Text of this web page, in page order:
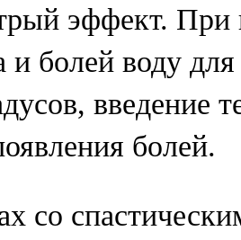
эффект. При
и болей воду
введение
болей.
со